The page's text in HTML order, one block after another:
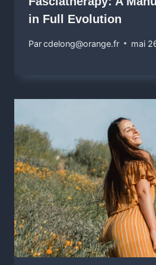
in Full Evolution
Parcdelong@orange.fr mai